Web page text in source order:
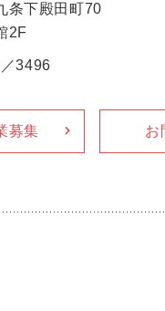
条下殿田町70
2F
3496
募集 お